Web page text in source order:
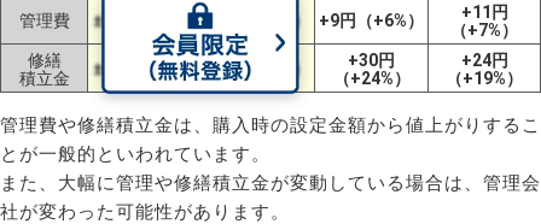
管理費 ±0円（±0%） ±0円（±0%） +9円（+6%）
+11円
（+7%）
修繕
積立金
±0円（±0%） ±0円（±0%）
+30円
（+24%）
+24円
（+19%）
管理費や修繕積立金は、購入時の設定金額から値上がりするこ
とが一般的といわれています。
また、大幅に管理や修繕積立金が変動している場合は、管理会
社が変わった可能性があります。